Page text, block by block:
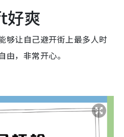
好爽
够让自己避开街上最多人时
由，非常开心。